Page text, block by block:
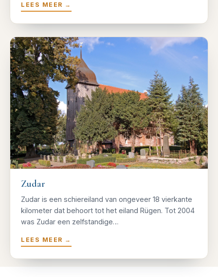
LEES MEER →
Zudar
Zudar is een schiereiland van ongeveer 18 vierkante
kilometer dat behoort tot het eiland Rügen. Tot 2004
was Zudar een zelfstandige…
LEES MEER →